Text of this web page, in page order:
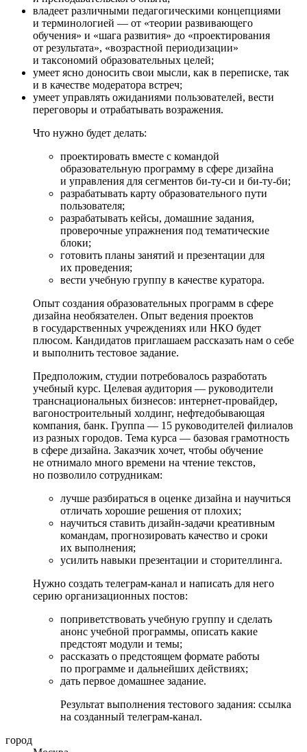
владеет различными педагогическими концепциями
и терминологией — от «теории развивающего
обучения» и «шага развития» до «проектирования
от результата», «возрастной периодизации»
и таксономий образовательных целей;
умеет ясно доносить свои мысли, как в переписке, так
и в качестве модератора встреч;
умеет управлять ожиданиями пользователей, вести
переговоры и отрабатывать возражения.
Что нужно будет делать:
проектировать вместе с командой
образовательную программу в сфере дизайна
и управления для сегментов би-ту-си и би-ту-би;
разрабатывать карту образовательного пути
пользователя;
разрабатывать кейсы, домашние задания,
проверочные упражнения под тематические
блоки;
готовить планы занятий и презентации для
их проведения;
вести учебную группу в качестве куратора.
Опыт создания образовательных программ в сфере
дизайна необязателен. Опыт ведения проектов
в государственных учреждениях или НКО будет
плюсом. Кандидатов приглашаем рассказать нам о себе
и выполнить тестовое задание.
Предположим, студии потребовалось разработать
учебный курс. Целевая аудитория — руководители
транснациональных бизнесов: интернет-провайдер,
вагоностроительный холдинг, нефтедобывающая
компания, банк. Группа — 15 руководителей филиалов
из разных городов. Тема курса — базовая грамотность
в сфере дизайна. Заказчик хочет, чтобы обучение
не отнимало много времени на чтение текстов,
но позволило сотрудникам:
лучше разбираться в оценке дизайна и научиться
отличать хорошие решения от плохих;
научиться ставить дизайн-задачи креативным
командам, прогнозировать качество и сроки
их выполнения;
усилить навыки презентации и сторителлинга.
Нужно создать телеграм-канал и написать для него
серию организационных постов:
поприветствовать учебную группу и сделать
анонс учебной программы, описать какие
предстоят модули и темы;
рассказать о предстоящем формате работы
по программе и дальнейших действиях;
дать первое домашнее задание.
Результат выполнения тестового задания: ссылка
на созданный телеграм-канал.
город